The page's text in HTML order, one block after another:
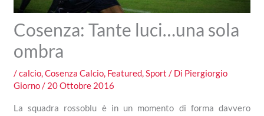
Cosenza: Tante luci…una sola
ombra
/calcio,Cosenza Calcio, Featured,Sport / Di Piergiorgio
Giorno/ 20 Ottobre 2016
La squadra rossoblu è in un momento di forma davvero